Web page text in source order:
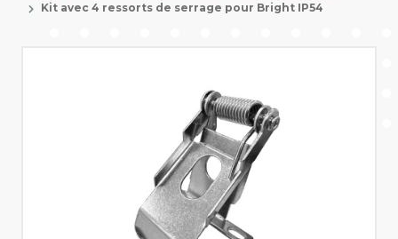
Kit avec 4 ressorts de serrage pour Bright IP54